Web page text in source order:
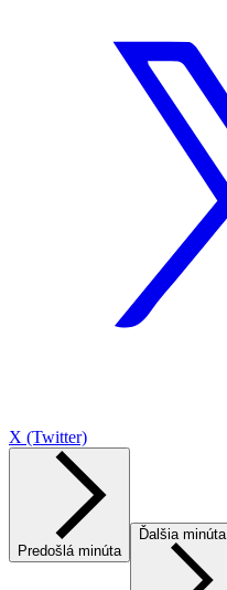
X (Twitter)
Predošlá minúta
Ďalšia minúta